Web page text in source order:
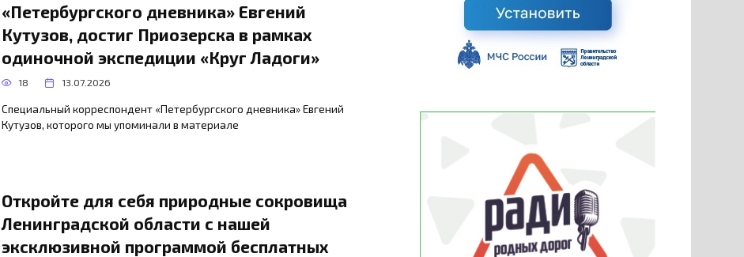
«Петербургского дневника» Евгений
Кутузов, достиг Приозерска в рамках
одиночной экспедиции «Круг Ладоги»
18 13.07.2026
Специальный корреспондент «Петербургского дневника» Евгений
Кутузов, которого мы упоминали в материале
Откройте для себя природные сокровища
Ленинградской области с нашей
эксклюзивной программой бесплатных